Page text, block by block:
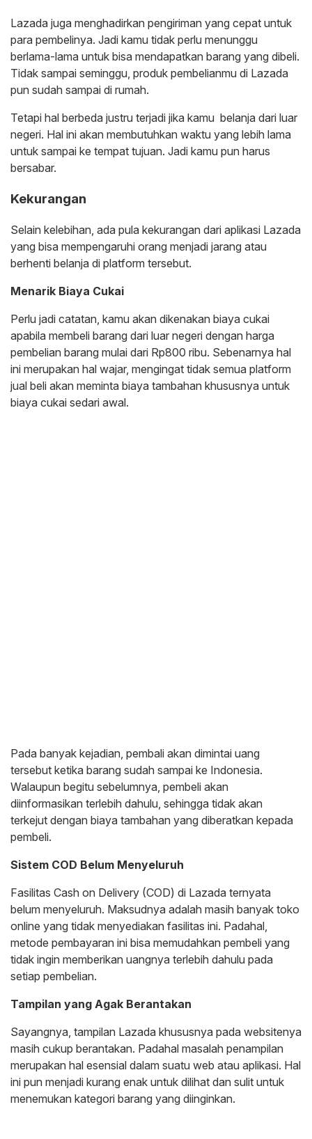
Lazada juga menghadirkan pengiriman yang cepat untuk
para pembelinya. Jadi kamu tidak perlu menunggu
berlama-lama untuk bisa mendapatkan barang yang dibeli.
Tidak sampai seminggu, produk pembelianmu di Lazada
pun sudah sampai di rumah.
Tetapi hal berbeda justru terjadi jika kamu belanja dari luar
negeri. Hal ini akan membutuhkan waktu yang lebih lama
untuk sampai ke tempat tujuan. Jadi kamu pun harus
bersabar.
Kekurangan
Selain kelebihan, ada pula kekurangan dari aplikasi Lazada
yang bisa mempengaruhi orang menjadi jarang atau
berhenti belanja di platform tersebut.
Menarik Biaya Cukai
Perlu jadi catatan, kamu akan dikenakan biaya cukai
apabila membeli barang dari luar negeri dengan harga
pembelian barang mulai dari Rp800 ribu. Sebenarnya hal
ini merupakan hal wajar, mengingat tidak semua platform
jual beli akan meminta biaya tambahan khususnya untuk
biaya cukai sedari awal.
Pada banyak kejadian, pembali akan dimintai uang
tersebut ketika barang sudah sampai ke Indonesia.
Walaupun begitu sebelumnya, pembeli akan
diinformasikan terlebih dahulu, sehingga tidak akan
terkejut dengan biaya tambahan yang diberatkan kepada
pembeli.
Sistem COD Belum Menyeluruh
Fasilitas Cash on Delivery (COD) di Lazada ternyata
belum menyeluruh. Maksudnya adalah masih banyak toko
online yang tidak menyediakan fasilitas ini. Padahal,
metode pembayaran ini bisa memudahkan pembeli yang
tidak ingin memberikan uangnya terlebih dahulu pada
setiap pembelian.
Tampilan yang Agak Berantakan
Sayangnya, tampilan Lazada khususnya pada websitenya
masih cukup berantakan. Padahal masalah penampilan
merupakan hal esensial dalam suatu web atau aplikasi. Hal
ini pun menjadi kurang enak untuk dilihat dan sulit untuk
menemukan kategori barang yang diinginkan.